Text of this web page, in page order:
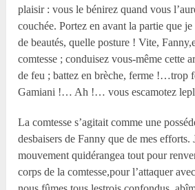
plaisir : vous le bénirez quand vous
couchée. Portez en avant la partie que
de beautés, quelle posture ! Vite,
comtesse ; conduisez vous-même cette
de feu ; battez en brèche, ferme
Gamiani !… Ah !… vous escamotez
La comtesse s’agitait comme une
desbaisers de Fanny que de mes efforts.
mouvement quidérangea tout pour
corps de la comtesse,pour l’attaquer